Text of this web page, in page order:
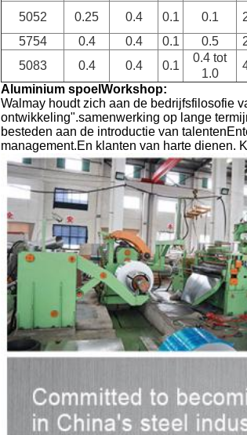
5052 0.25 0.4 0.1 0.1
5754
0.4 0.4 0.1 0.5
5083
0.4 0.4 0.1
0.4 tot
1.0
Aluminium spoel Workshop:
Walmay houdt zich aan de bedrijfsfilosofie
ontwikkeling".samenwerking op lange
besteden aan de introductie van
management.En klanten van harte dienen.